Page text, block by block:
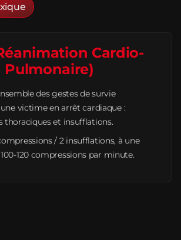
Cardio-
Pulmonaire)
des gestes de survie
victime en arrêt cardiaque :
thoraciques et insufflations.
/ 2 insufflations, à une
120 compressions par minute.